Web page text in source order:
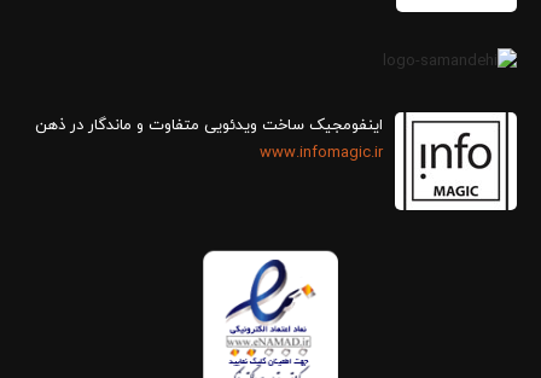
اینفومجیک ساخت ویدئویی متفاوت و ماندگار در ذهن
www.infomagic.ir